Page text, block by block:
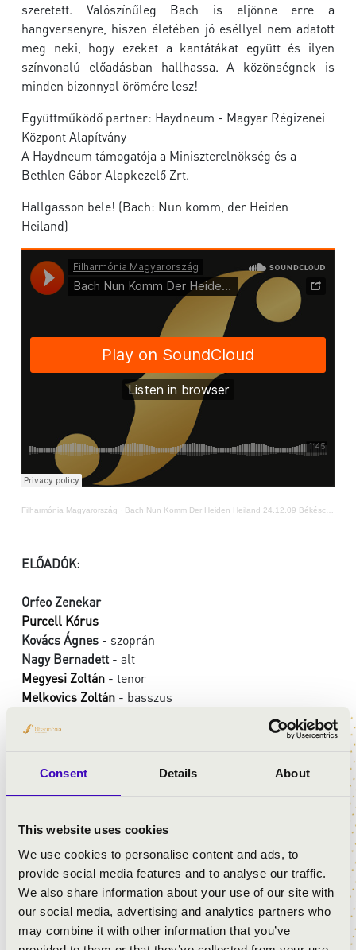
Consent Details About
This website uses cookies
We use cookies to personalise content and ads, to
provide social media features and to analyse our traffic.
We also share information about your use of our site with
our social media, advertising and analytics partners who
may combine it with other information that you’ve
szeretett. Valószínűleg Bach is eljönne erre a
hangversenyre, hiszen életében jó eséllyel nem adatott
meg neki, hogy ezeket a kantátákat együtt és ilyen
színvonalú előadásban hallhassa. A közönségnek is
minden bizonnyal örömére lesz!
Együttműködő partner: Haydneum - Magyar Régizenei
Központ Alapítvány
A Haydneum támogatója a Miniszterelnökség és a
Bethlen Gábor Alapkezelő Zrt.
Hallgasson bele! (Bach: Nun komm, der Heiden
Heiland)
Filharmónia Magyarország · Bach Nun Komm Der Heiden Heiland 24.12.09 Békéscsaba
ELŐADÓK:
Orfeo Zenekar
Purcell Kórus
Kovács Ágnes - szoprán
Nagy Bernadett - alt
Megyesi Zoltán - tenor
Melkovics Zoltán - basszus
MŰSOR:
Stölzel: Komm herein, du Gesegneter des Herrn
Stölzel: Sehet welch eine Liebe hat uns der Vater
erzeiget
Stölzel: Sind wir denn Kinder so sind wir auch Erben
Stölzel: Ehre sei Gott in der Höhe
Stölzel: Erkennet doch, daβ der Herr seine Heiligen
wunderlich führet